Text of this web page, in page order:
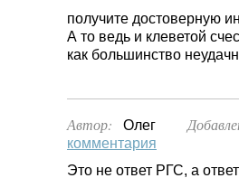
получите достоверную
А то ведь и клеветой
как большинство
Автор: Олег
комментария
Это не ответ РГС, а